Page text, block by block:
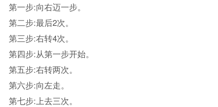
第一步:向右迈一步。
第二步:最后2次。
第三步:右转4次。
第四步:从第一步开始。
第五步:右转两次。
第六步:向左走。
第七步:上去三次。